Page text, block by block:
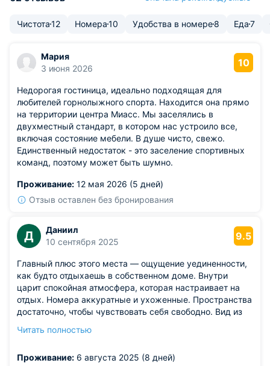
Чистота12 Номера10 Удобства в номере8 Еда7
Мария
3 июня 2026
10
Недорогая гостиница, идеально подходящая для
любителей горнолыжного спорта. Находится она прямо
на территории центра Миасс. Мы заселялись в
двухместный стандарт, в котором нас устроило все,
включая состояние мебели. В душе чисто, свежо.
Единственный недостаток - это заселение спортивных
команд, поэтому может быть шумно.
Проживание: 12 мая 2026 (5 дней)
Отзыв оставлен без бронирования
Д
Даниил
10 сентября 2025
9.5
Главный плюс этого места — ощущение уединенности,
как будто отдыхаешь в собственном доме. Внутри
царит спокойная атмосфера, которая настраивает на
отдых. Номера аккуратные и ухоженные. Пространства
достаточно, чтобы чувствовать себя свободно. Вид из
Чистота поддерживается на хорошем уровне. Приятно
Из недостатков: в холле нет удобных мест для
Читать полностью
Проживание: 6 августа 2025 (8 дней)